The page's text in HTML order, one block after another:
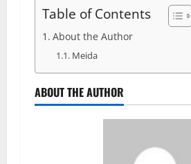
Table of Contents
About the Author
Meida
ABOUT THE AUTHOR